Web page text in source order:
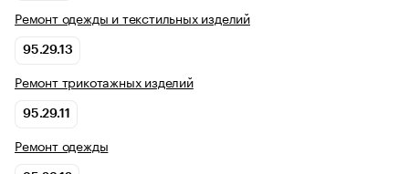
Ремонт одежды и текстильных изделий
95.29.13
Ремонт трикотажных изделий
95.29.11
Ремонт одежды